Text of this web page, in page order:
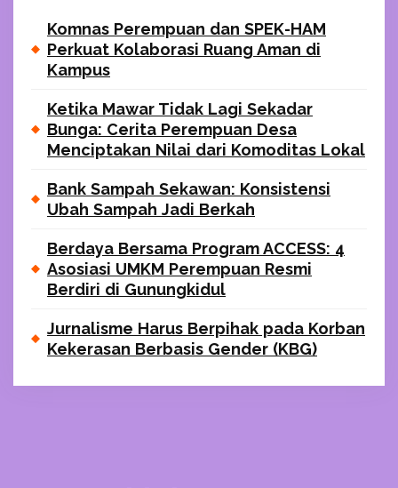
Komnas Perempuan dan SPEK-HAM
Perkuat Kolaborasi Ruang Aman di
Kampus
Ketika Mawar Tidak Lagi Sekadar
Bunga: Cerita Perempuan Desa
Menciptakan Nilai dari Komoditas Lokal
Bank Sampah Sekawan: Konsistensi
Ubah Sampah Jadi Berkah
Berdaya Bersama Program ACCESS: 4
Asosiasi UMKM Perempuan Resmi
Berdiri di Gunungkidul
Jurnalisme Harus Berpihak pada Korban
Kekerasan Berbasis Gender (KBG)